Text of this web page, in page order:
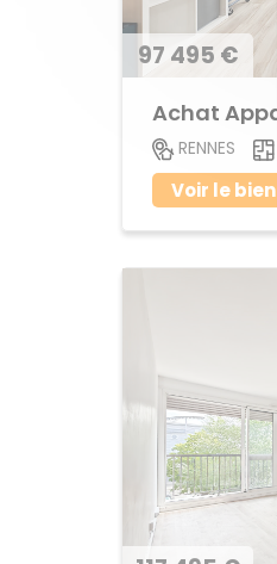
97 495 €
RENNES
Voir le bien